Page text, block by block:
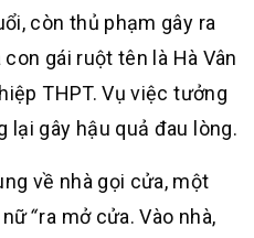
còn thủ phạm gây ra
gái ruột tên là Hà Vân
THPT. Vụ việc tưởng
lại gây hậu quả đau lòng.
về nhà gọi cửa, một
nữ“ra mở cửa. Vào nhà,